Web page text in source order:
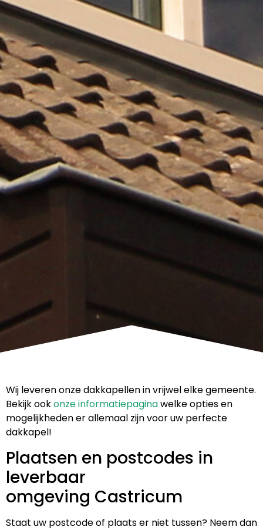
Wij leveren onze dakkapellen in vrijwel elke gemeente.
Bekijk ookonze informatiepaginawelke opties en
mogelijkheden er allemaal zijn voor uw perfecte
dakkapel!
Plaatsen en postcodes in
leverbaar
omgeving Castricum
Staat uw postcode of plaats er niet tussen? Neem dan